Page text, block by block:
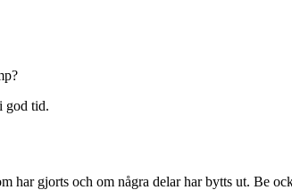
god tid.
har gjorts och om några delar har bytts ut. Be